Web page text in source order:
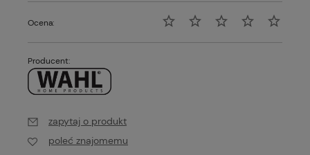
Ocena:
Producent:
zapytaj o produkt
poleć znajomemu